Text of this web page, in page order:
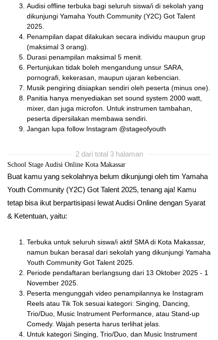
Audisi offline terbuka bagi seluruh siswa/i di sekolah yang
dikunjungi Yamaha Youth Community (Y2C) Got Talent
2025.
Penampilan dapat dilakukan secara individu maupun grup
(maksimal 3 orang).
Durasi penampilan maksimal 5 menit.
Pertunjukan tidak boleh mengandung unsur SARA,
pornografi, kekerasan, maupun ujaran kebencian.
Musik pengiring disiapkan sendiri oleh peserta (minus one).
Panitia hanya menyediakan set sound system 2000 watt,
mixer, dan juga microfon. Untuk instrumen tambahan,
peserta dipersilakan membawa sendiri.
Jangan lupa follow Instagram @stageofyouth
2 dari total 3 halaman
School Stage Audisi Online Kota Makassar
Buat kamu yang sekolahnya belum dikunjungi oleh tim Yamaha
Youth Community (Y2C) Got Talent 2025, tenang aja! Kamu
tetap bisa ikut berpartisipasi lewat Audisi Online dengan Syarat
& Ketentuan, yaitu:
Terbuka untuk seluruh siswa/i aktif SMA di Kota Makassar,
namun bukan berasal dari sekolah yang dikunjungi Yamaha
Youth Community Got Talent 2025.
Periode pendaftaran berlangsung dari 13 Oktober 2025 - 1
November 2025.
Peserta mengunggah video penampilannya ke Instagram
Reels atau Tik Tok sesuai kategori: Singing, Dancing,
Trio/Duo, Music Instrument Performance, atau Stand-up
Comedy. Wajah peserta harus terlihat jelas.
Untuk kategori Singing, Trio/Duo, dan Music Instrument